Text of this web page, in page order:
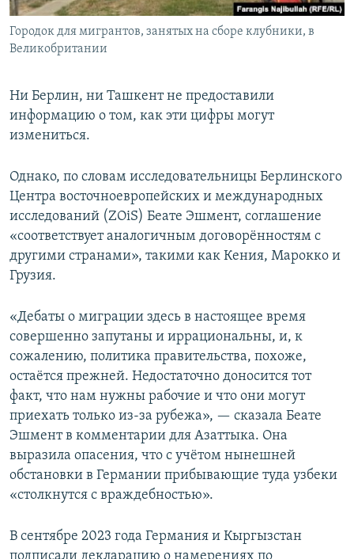
Городок для мигрантов, занятых на сборе клубники, в
Великобритании
Ни Берлин, ни Ташкент не предоставили
информацию о том, как эти цифры могут
измениться.
Однако, по словам исследовательницы Берлинского
Центра восточноевропейских и международных
исследований (ZOiS) Беате Эшмент, соглашение
«соответствует аналогичным договорённостям с
другими странами», такими как Кения, Марокко и
Грузия.
«Дебаты о миграции здесь в настоящее время
совершенно запутаны и иррациональны, и, к
сожалению, политика правительства, похоже,
остаётся прежней. Недостаточно доносится тот
факт, что нам нужны рабочие и что они могут
приехать только из-за рубежа», — сказала Беате
Эшмент в комментарии для Азаттыка. Она
выразила опасения, что с учётом нынешней
обстановки в Германии прибывающие туда узбеки
«столкнутся с враждебностью».
В сентябре 2023 года Германия и Кыргызстан